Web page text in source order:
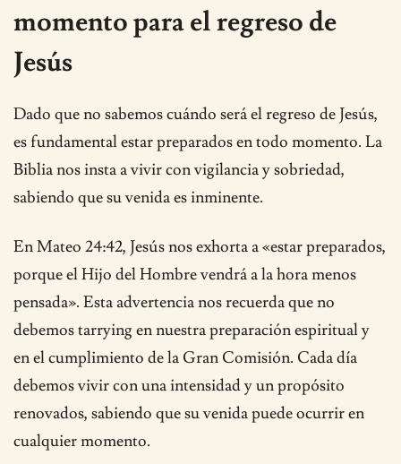
momento para el regreso de
Jesús
Dado que no sabemos cuándo será el regreso de Jesús,
es fundamental estar preparados en todo momento. La
Biblia nos insta a vivir con vigilancia y sobriedad,
sabiendo que su venida es inminente.
En Mateo 24:42, Jesús nos exhorta a «estar preparados,
porque el Hijo del Hombre vendrá a la hora menos
pensada». Esta advertencia nos recuerda que no
debemos tarrying en nuestra preparación espiritual y
en el cumplimiento de la Gran Comisión. Cada día
debemos vivir con una intensidad y un propósito
renovados, sabiendo que su venida puede ocurrir en
cualquier momento.